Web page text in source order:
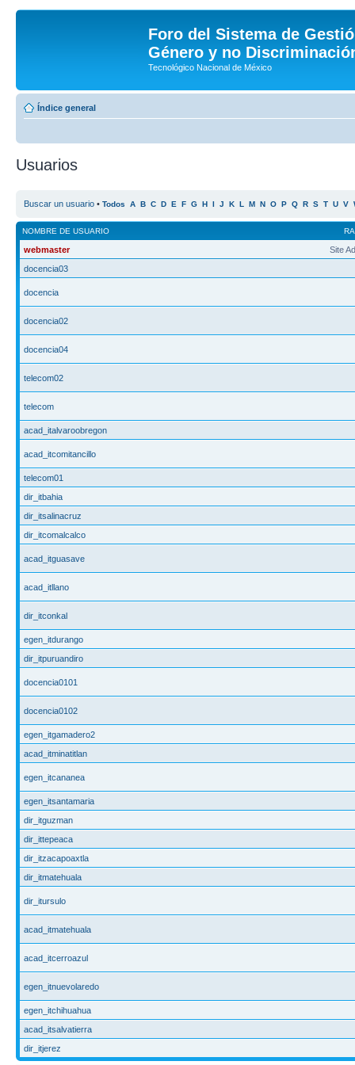
Foro del Sistema de
Género y no
Tecnológico Nacional de México
Índice general
Usuarios
Buscar un usuario • Todos A B C D E F G H I J K L M N O P Q R S T U V
NOMBRE DE USUARIO
Site
webmaster
docencia03
docencia
docencia02
docencia04
telecom02
telecom
acad_italvaroobregon
acad_itcomitancillo
telecom01
dir_itbahia
dir_itsalinacruz
dir_itcomalcalco
acad_itguasave
acad_itllano
dir_itconkal
egen_itdurango
dir_itpuruandiro
docencia0101
docencia0102
egen_itgamadero2
acad_itminatitlan
egen_itcananea
egen_itsantamaria
dir_itguzman
dir_ittepeaca
dir_itzacapoaxtla
dir_itmatehuala
dir_itursulo
acad_itmatehuala
acad_itcerroazul
egen_itnuevolaredo
egen_itchihuahua
acad_itsalvatierra
dir_itjerez